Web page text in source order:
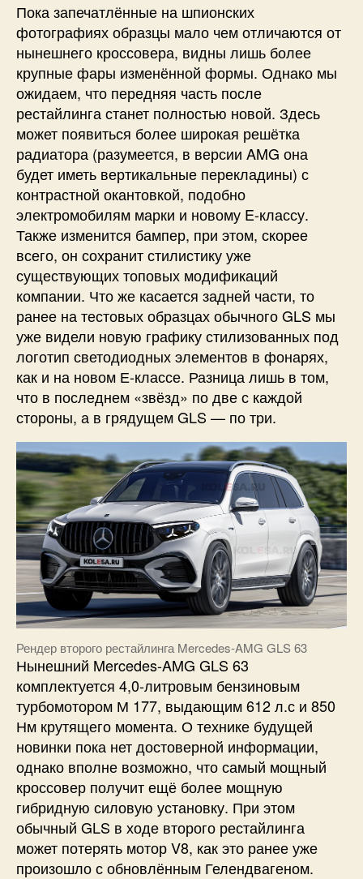
Пока запечатлённые на шпионских
фотографиях образцы мало чем отличаются от
нынешнего кроссовера, видны лишь более
крупные фары изменённой формы. Однако мы
ожидаем, что передняя часть после
рестайлинга станет полностью новой. Здесь
может появиться более широкая решётка
радиатора (разумеется, в версии AMG она
будет иметь вертикальные перекладины) с
контрастной окантовкой, подобно
электромобилям марки и новому E-классу.
Также изменится бампер, при этом, скорее
всего, он сохранит стилистику уже
существующих топовых модификаций
компании. Что же касается задней части, то
ранее на тестовых образцах обычного GLS мы
уже видели новую графику стилизованных под
логотип светодиодных элементов в фонарях,
как и на новом Е-классе. Разница лишь в том,
что в последнем «звёзд» по две с каждой
стороны, а в грядущем GLS — по три.
Рендер второго рестайлинга Mercedes-AMG GLS 63
Нынешний Mercedes-AMG GLS 63
комплектуется 4,0-литровым бензиновым
турбомотором М 177, выдающим 612 л.с и 850
Нм крутящего момента. О технике будущей
новинки пока нет достоверной информации,
однако вполне возможно, что самый мощный
кроссовер получит ещё более мощную
гибридную силовую установку. При этом
обычный GLS в ходе второго рестайлинга
может потерять мотор V8, как это ранее уже
произошло с обновлённым Гелендвагеном.